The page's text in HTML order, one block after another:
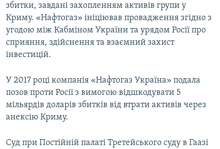
збитки, завдані захопленням активів групи у
Криму. «Нафтогаз» ініціював провадження згідно з
угодою між Кабміном України та урядом Росії про
сприяння, здійснення та взаємний захист
інвестицій.
У 2017 році компанія «Нафтогаз Україна» подала
позов проти Росії з вимогою відшкодувати 5
мільярдів доларів збитків від втрати активів через
анексію Криму.
Суд при Постійній палаті Третейського суду в Гаазі